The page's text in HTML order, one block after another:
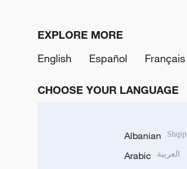
EXPLORE MORE
English
Español Français
CHOOSE YOUR LANGUAGE
Albanian Shqip
Arabic العربية